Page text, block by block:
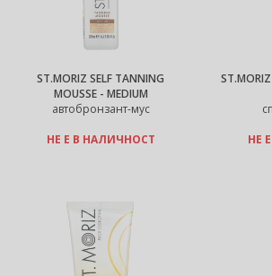
ST.MORIZ SELF TANNING
MOUSSE - MEDIUM
автобронзант-мус
НЕ Е В НАЛИЧНОСТ
НЕ